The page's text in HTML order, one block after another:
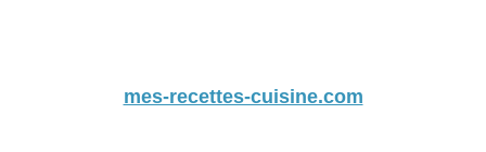
mes-recettes-cuisine.com